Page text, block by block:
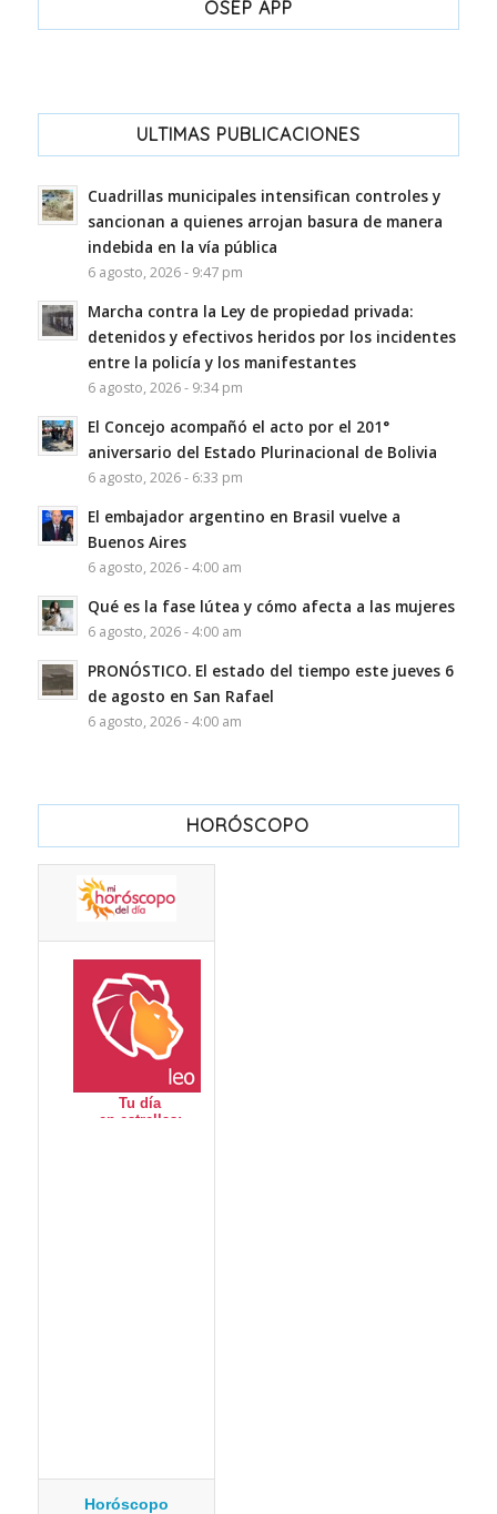
OSEP APP
ULTIMAS PUBLICACIONES
Cuadrillas municipales intensifican controles y
sancionan a quienes arrojan basura de manera
indebida en la vía pública
6 agosto, 2026 - 9:47 pm
Marcha contra la Ley de propiedad privada:
detenidos y efectivos heridos por los incidentes
entre la policía y los manifestantes
6 agosto, 2026 - 9:34 pm
El Concejo acompañó el acto por el 201°
aniversario del Estado Plurinacional de Bolivia
6 agosto, 2026 - 6:33 pm
El embajador argentino en Brasil vuelve a
Buenos Aires
6 agosto, 2026 - 4:00 am
Qué es la fase lútea y cómo afecta a las mujeres
6 agosto, 2026 - 4:00 am
PRONÓSTICO. El estado del tiempo este jueves 6
de agosto en San Rafael
6 agosto, 2026 - 4:00 am
HORÓSCOPO
Horóscopo